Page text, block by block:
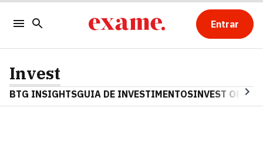
Entrar
Invest
BTG INSIGHTSGUIA DE INVESTIMENTOSINVEST OPINA